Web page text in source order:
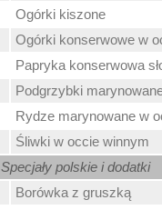
Ogórki kiszone
Ogórki konserwowe w
Papryka konserwowa
Podgrzybki
Rydze marynowane w
Śliwki w occie winnym
Specjały polskie i dodatki
Borówka z gruszką